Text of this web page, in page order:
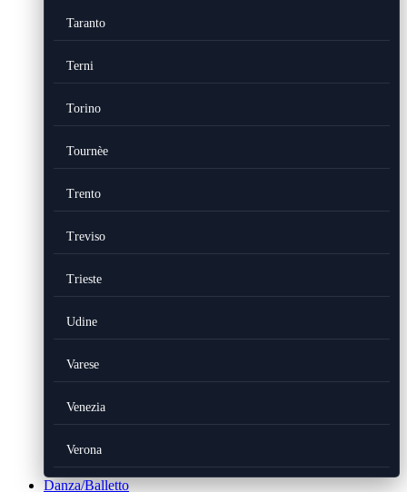
Taranto
Terni
Torino
Tournèe
Trento
Treviso
Trieste
Udine
Varese
Venezia
Verona
Danza/Balletto